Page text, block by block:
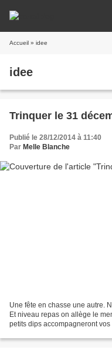
Accueil » idee
idee
Trinquer le 31
Publié le 28/12/2014 à 11:40
Par Melle Blanche
Une fête en chasse une autre.
Et niveau repas on allège le
petits dips accompagneront vos